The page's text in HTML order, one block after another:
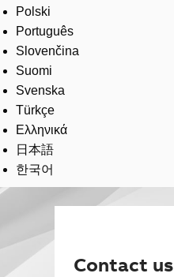
Polski
Português
Slovenčina
Suomi
Svenska
Türkçe
Ελληνικά
日本語
한국어
Contact us